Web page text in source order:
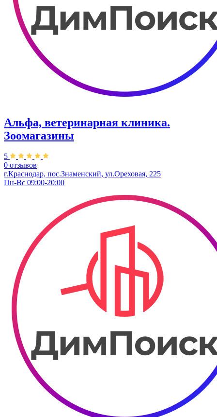
Альфа, ветеринарная клиника.
Зоомагазины
5
0 отзывов
г.Краснодар, пос.Знаменский, ул.Ореховая, 225
Пн-Вс 09:00-20:00